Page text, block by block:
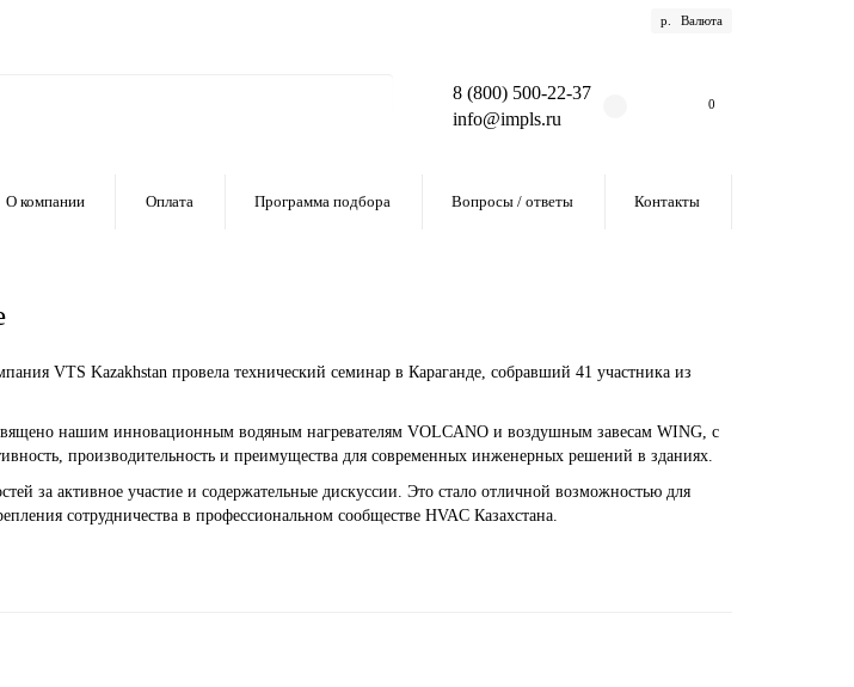
р. Валюта
8 (800) 500-22-37
info@impls.ru
0
О компании Оплата Программа подбора Вопросы / ответы Контакты
VTS Kazakhstan провела технический семинар в Караганде, собравший 41 участника из
нашим инновационным водяным нагревателям VOLCANO и воздушным завесам WING, с
производительность и преимущества для современных инженерных решений в зданиях.
за активное участие и содержательные дискуссии. Это стало отличной возможностью для
сотрудничества в профессиональном сообществе HVAC Казахстана.